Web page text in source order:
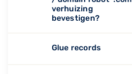
verhuizing
bevestigen?
Glue records